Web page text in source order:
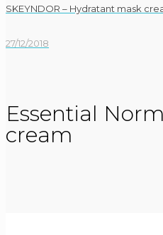
SKEYNDOR – Hydratant mask
27/12/2018
Essential
cream